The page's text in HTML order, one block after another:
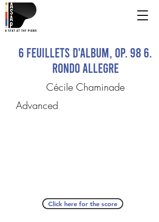
6 Feuillets d'album, op. 98 6.
Rondo allegre
Cécile Chaminade
Advanced
Click here for the score